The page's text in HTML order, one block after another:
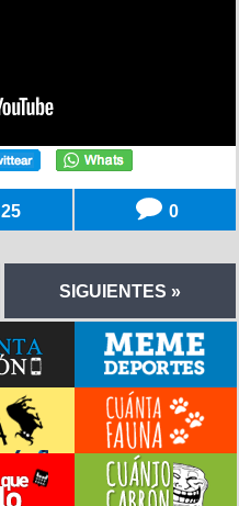
25 0
SIGUIENTES »